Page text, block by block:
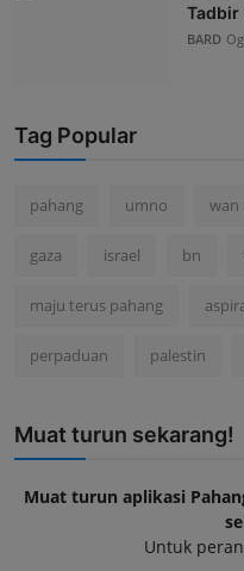
Tadbir
BARD
Tag Popular
pahang umno wan
gaza israel bn
maju terus pahang
perpaduan palestin
Muat turun sekarang!
Muat turun aplikasi
Untuk